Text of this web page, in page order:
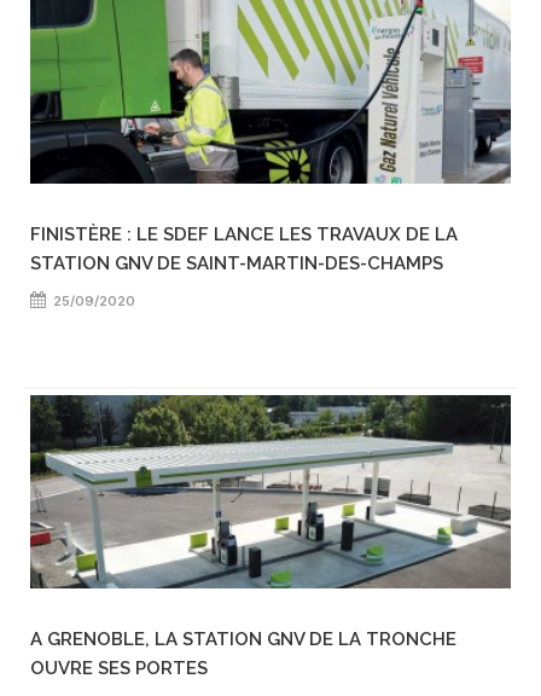
FINISTÈRE : LE SDEF LANCE LES TRAVAUX DE LA
STATION GNV DE SAINT-MARTIN-DES-CHAMPS
25/09/2020
A GRENOBLE, LA STATION GNV DE LA TRONCHE
OUVRE SES PORTES